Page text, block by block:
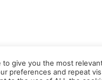
give you the most
preferences and repeat